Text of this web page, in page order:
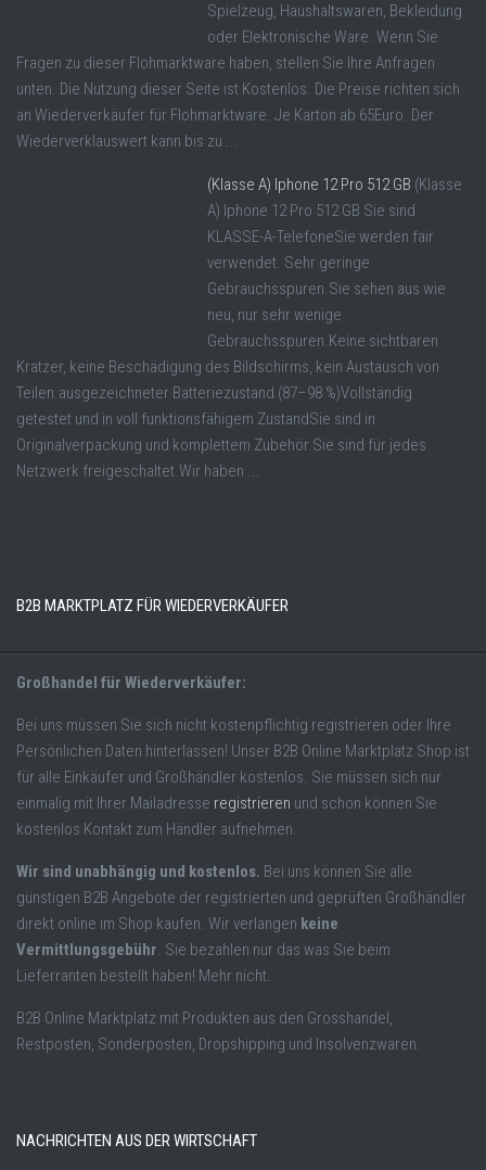
Spielzeug, Haushaltswaren, Bekleidung
oder Elektronische Ware. Wenn Sie
Fragen zu dieser Flohmarktware haben, stellen Sie Ihre Anfragen
unten. Die Nutzung dieser Seite ist Kostenlos. Die Preise richten sich
an Wiederverkäufer für Flohmarktware. Je Karton ab 65Euro. Der
Wiederverklauswert kann bis zu ...
(Klasse A) Iphone 12 Pro 512 GB (Klasse
A) Iphone 12 Pro 512 GB Sie sind
KLASSE-A-TelefoneSie werden fair
verwendet. Sehr geringe
Gebrauchsspuren.Sie sehen aus wie
neu, nur sehr wenige
Gebrauchsspuren.Keine sichtbaren
Kratzer, keine Beschädigung des Bildschirms, kein Austausch von
Teilen.ausgezeichneter Batteriezustand (87–98 %)Vollständig
getestet und in voll funktionsfähigem ZustandSie sind in
Originalverpackung und komplettem Zubehör.Sie sind für jedes
Netzwerk freigeschaltet.Wir haben ...
B2B MARKTPLATZ FÜR WIEDERVERKÄUFER
Großhandel für Wiederverkäufer:
Bei uns müssen Sie sich nicht kostenpflichtig registrieren oder Ihre
Persönlichen Daten hinterlassen! Unser B2B Online Marktplatz Shop ist
für alle Einkäufer und Großhändler kostenlos. Sie müssen sich nur
einmalig mit Ihrer Mailadresse registrieren und schon können Sie
kostenlos Kontakt zum Händler aufnehmen.
Wir sind unabhängig und kostenlos. Bei uns können Sie alle
günstigen B2B Angebote der registrierten und geprüften Großhändler
direkt online im Shop kaufen. Wir verlangen keine
Vermittlungsgebühr. Sie bezahlen nur das was Sie beim
Lieferranten bestellt haben! Mehr nicht.
B2B Online Marktplatz mit Produkten aus den Grosshandel,
Restposten, Sonderposten, Dropshipping und Insolvenzwaren.
NACHRICHTEN AUS DER WIRTSCHAFT